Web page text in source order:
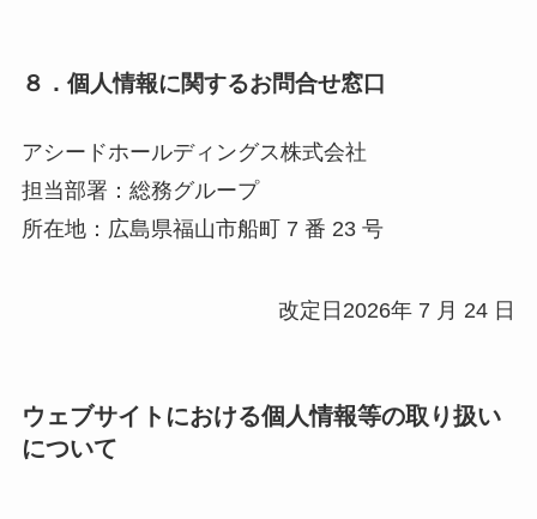
８．個人情報に関するお問合せ窓口
アシードホールディングス株式会社
担当部署：総務グループ
所在地：広島県福山市船町 7 番 23 号
改定日2026年 7 月 24 日
ウェブサイトにおける個人情報等の取り扱い
について